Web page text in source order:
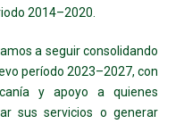
2014–2020.
a seguir consolidando
período 2023–2027, con
y apoyo a quienes
sus servicios o generar